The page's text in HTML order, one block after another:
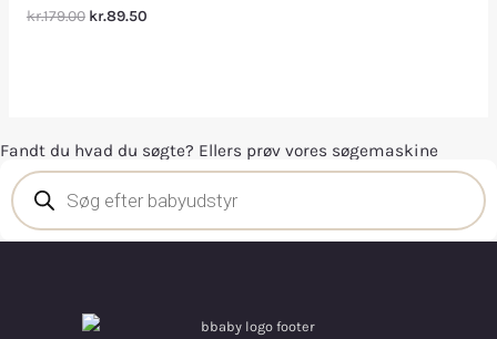
kr.179.00 kr.89.50
Fandt du hvad du søgte? Ellers prøv vores søgemaskine